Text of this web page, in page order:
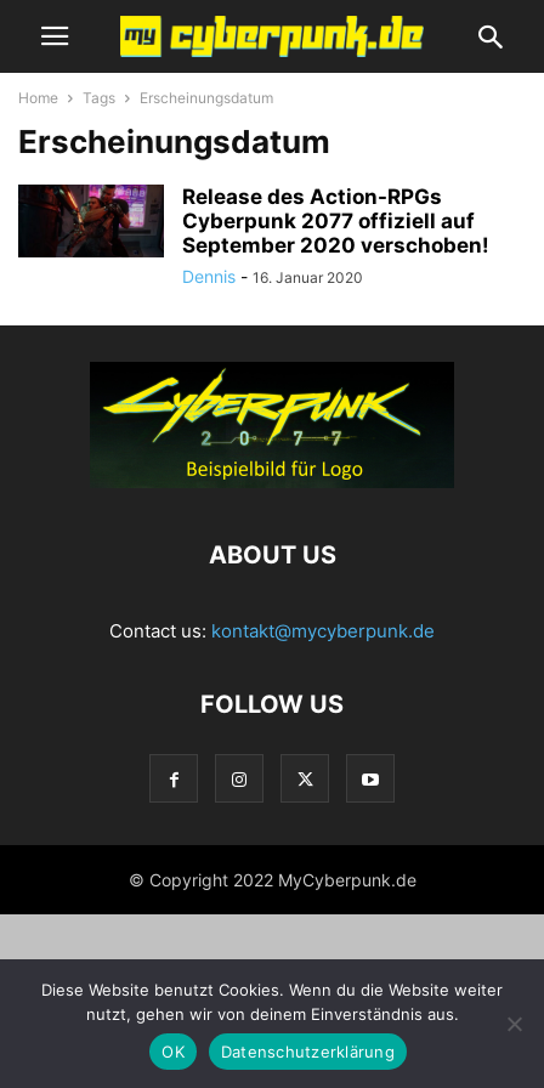
Home Tags Erscheinungsdatum
Erscheinungsdatum
Release des Action-RPGs
Cyberpunk 2077 offiziell auf
September 2020 verschoben!
Dennis - 16. Januar 2020
ABOUT US
Contact us: kontakt@mycyberpunk.de
FOLLOW US
© Copyright 2022 MyCyberpunk.de
Diese Website benutzt Cookies. Wenn du die Website weiter
nutzt, gehen wir von deinem Einverständnis aus.
OK
Datenschutzerklärung